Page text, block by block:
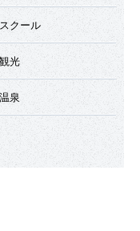
スクール
観光
温泉